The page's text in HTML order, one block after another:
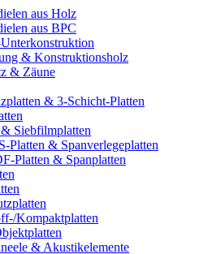
aus Holz
aus BPC
Unterkonstruktion
& Konstruktionsholz
& Zäune
& 3-Schicht-Platten
Siebfilmplatten
Platten & Spanverlegeplatten
Platten & Spanplatten
Kompaktplatten
& Akustikelemente